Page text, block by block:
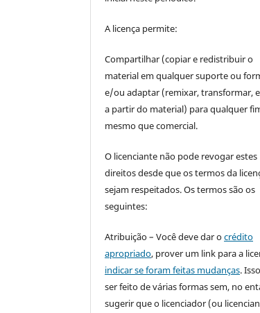
A licença permite:
Compartilhar (copiar e redistribuir o
material em qualquer suporte ou
e/ou adaptar (remixar, transformar,
a partir do material) para qualquer
mesmo que comercial.
O licenciante não pode revogar estes
direitos desde que os termos da
sejam respeitados. Os termos são os
seguintes:
Atribuição – Você deve dar ocrédito
apropriado, prover um link para a
indicar se foram feitas mudanças.
ser feito de várias formas sem, no
sugerir que o licenciador (ou